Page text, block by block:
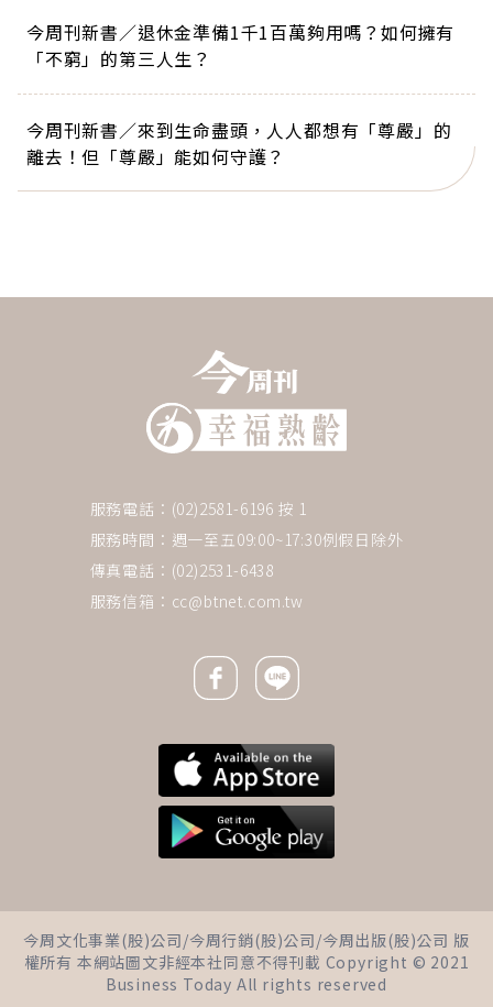
吃完飯血糖飆到180，她1動作立
刻降…營養師揭關鍵：「肌肉會
吃它」！吃對4種食物穩定控糖
今周刊新書／退休金準備1千1百萬夠用嗎？如何擁有
「不窮」的第三人生？
今周刊新書／來到生命盡頭，人人都想有「尊嚴」的
離去！但「尊嚴」能如何守護？
服務電話：(02)2581-6196 按 1
服務時間：週一至五09:00~17:30例假日除外
傳真電話：(02)2531-6438
服務信箱： cc@btnet.com.tw
Facebook icon
Line icon
今周文化事業(股)公司/今周行銷(股)公司/今周出版(股)公司 版
權所有 本網站圖文非經本社同意不得刊載 Copyright © 2021
Business Today All rights reserved